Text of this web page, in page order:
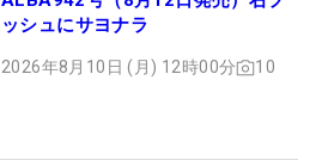
ッシュにサヨナラ
2026年8月10日 (月) 12時00分 10